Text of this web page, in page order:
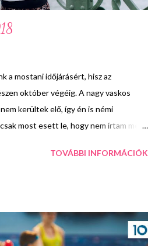
a mostani időjárásért, hisz az
október végéig. A nagy vaskos
kerültek elő, így én is némi
most esett le, hogy nem írtam még
és minták amiket mindenképpen
Bohém maxi A maxi ruha a nyár
most még ősszel sem kell
TOVÁBBI INFORMÁCIÓK